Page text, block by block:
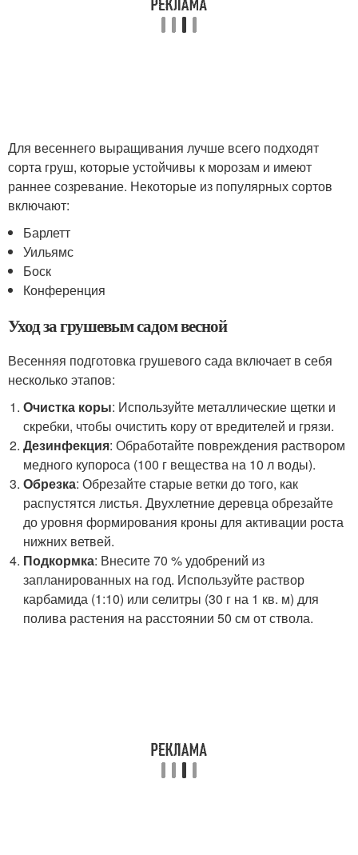
Для весеннего выращивания лучше всего подходят
сорта груш, которые устойчивы к морозам и имеют
раннее созревание. Некоторые из популярных сортов
включают:
Барлетт
Уильямс
Боск
Конференция
Уход за грушевым садом весной
Весенняя подготовка грушевого сада включает в себя
несколько этапов:
Очистка коры: Используйте металлические щетки и
скребки, чтобы очистить кору от вредителей и грязи.
Дезинфекция: Обработайте повреждения раствором
медного купороса (100 г вещества на 10 л воды).
Обрезка: Обрезайте старые ветки до того, как
распустятся листья. Двухлетние деревца обрезайте
до уровня формирования кроны для активации роста
нижних ветвей.
Подкормка: Внесите 70 % удобрений из
запланированных на год. Используйте раствор
карбамида (1:10) или селитры (30 г на 1 кв. м) для
полива растения на расстоянии 50 см от ствола.